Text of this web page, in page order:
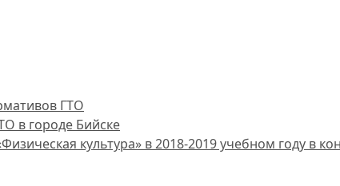
ГТО
в городе Бийске
культура» в 2018-2019 учебном году в